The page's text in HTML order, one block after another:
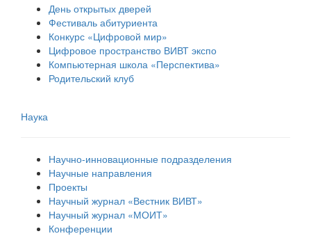
День открытых дверей
Фестиваль абитуриента
Конкурс «Цифровой мир»
Цифровое пространство ВИВТ экспо
Компьютерная школа «Перспектива»
Родительский клуб
Наука
Научно-инновационные подразделения
Научные направления
Проекты
Научный журнал «Вестник ВИВТ»
Научный журнал «МОИТ»
Конференции